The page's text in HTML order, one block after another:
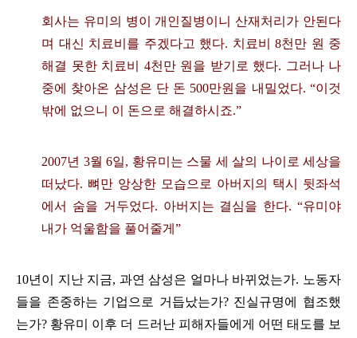
회사는 유미의 병이 개인질병이니 산재처리가 안된다
며 대신 치료비를 주겠다고 했다. 치료비 8천만 원 중
해결 못한 치료비 4천만 원을 받기로 했다. 그러나 나
중에 찾아온 삼성은 단 돈 500만원을 내밀었다. “이것
밖에 없으니 이 돈으로 해결하시죠.”
2007년 3월 6일, 황유미는 스물 세 살의 나이로 세상을
떠났다. 뼈만 앙상한 모습으로 아버지의 택시 뒷좌석
에서 숨을 거두었다. 아버지는 결심을 한다. “유미야
내가 억울함을 풀어줄게 ”
10년이 지난 지금, 과연 삼성은 얼마나 바뀌었는가. 노동자
들을 존중하는 기업으로 거듭났는가? 진실규명에 협조했
는가? 황유미 이후 더 드러난 피해자들에게 어떤 태도를 보